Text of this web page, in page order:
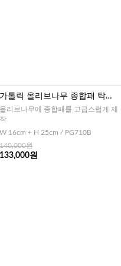
가톨릭 올리브나무 종합패 탁고
상(이태리)
올리브나무에 종합패를 고급스럽게 제
작
W 16cm + H 25cm / PG710B
원
133,000원